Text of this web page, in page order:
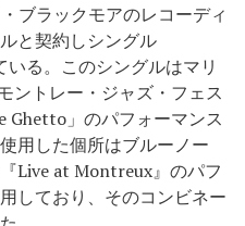
ブラックモアのレコーディ
と契約しシングル
いる。このシングルはマリ
ントレー・ジャズ・フェス
Ghetto」のパフォーマンス
用した個所はブルーノー
Live at Montreux』のパフ
しており、そのコンビネー